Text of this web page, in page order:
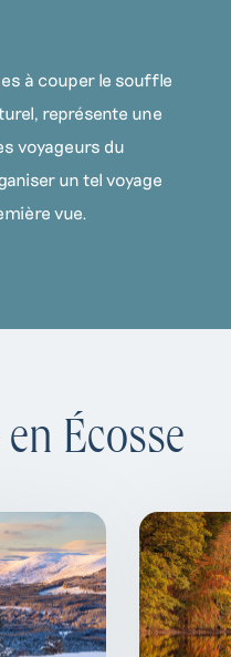
à couper le souffle
représente une
voyageurs du
un tel voyage
vue.
en Écosse